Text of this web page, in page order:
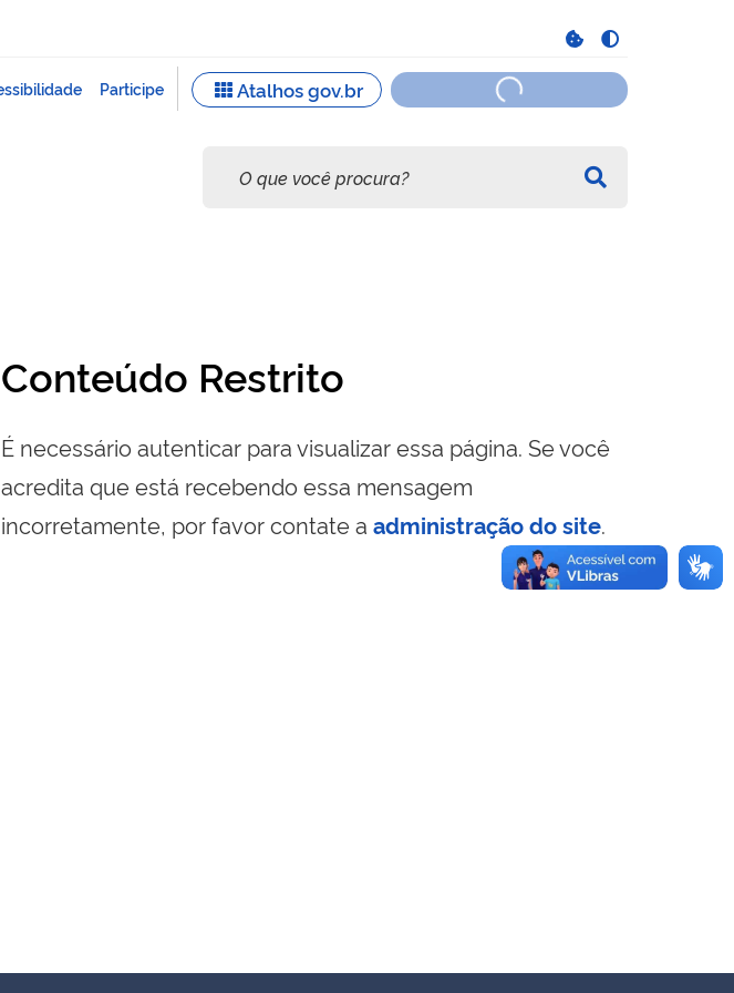
Conteúdo Restrito
É necessário autenticar para visualizar essa página. Se você
acredita que está recebendo essa mensagem
incorretamente, por favor contate a administração do site.